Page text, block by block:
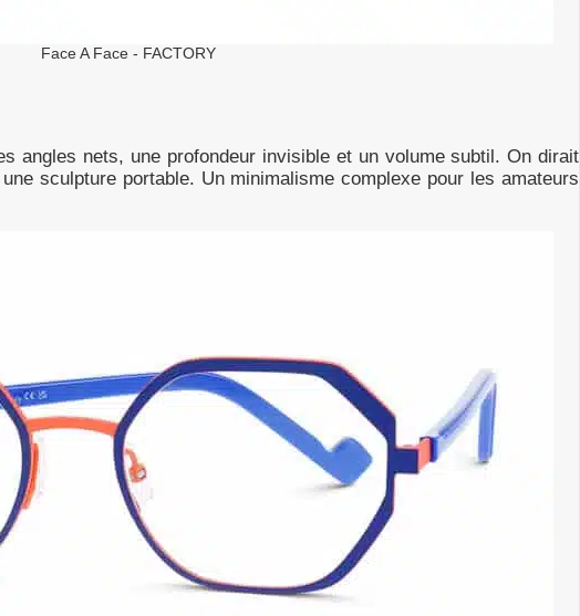
Face A Face - FACTORY
angles nets, une profondeur invisible et un volume subtil. On dirait
sculpture portable. Un minimalisme complexe pour les amateurs